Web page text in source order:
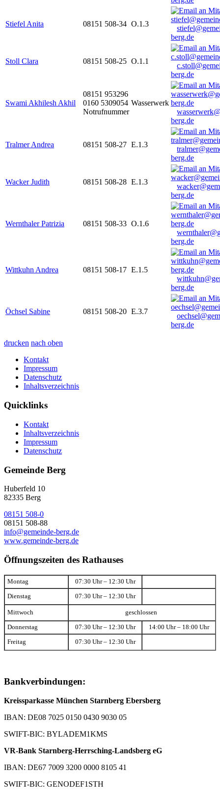
Stiefel Anita 08151 508-34 O.1.3
berg.de
Stoll Clara 08151 508-25 O.1.1
berg.de
Swami Akhilesh Akhil
08151 953296
0160 5309054
Notrufnummer
Wasserwerk
berg.de
Tralmer Andrea 08151 508-27 E.1.3
berg.de
Wacker Judith 08151 508-28 E.1.3
berg.de
Wernthaler Patrizia 08151 508-33 O.1.6
berg.de
Wittkuhn Andrea 08151 508-17 E.1.5
berg.de
Öchsel Sabine 08151 508-20 E.3.7
berg.de
drucken nach oben
Kontakt
Impressum
Datenschutz
Inhaltsverzeichnis
Quicklinks
Kontakt
Inhaltsverzeichnis
Impressum
Datenschutz
Gemeinde Berg
Huberfeld 10
82335 Berg
08151 508-0
08151 508-88
info@gemeinde-berg.de
www.gemeinde-berg.de
Öffnungszeiten des Rathauses
Montag 07:30 Uhr – 12:30 Uhr
Dienstag 07:30 Uhr – 12:30 Uhr
Mittwoch geschlossen
Donnerstag 07:30 Uhr – 12:30 Uhr 14:00 Uhr – 18:00 Uhr
Freitag 07:30 Uhr – 12:30 Uhr
Bankverbindungen:
Kreissparkasse München Starnberg Ebersberg
IBAN: DE08 7025 0150 0430 9030 05
SWIFT-BIC: BYLADEM1KMS
VR-Bank Starnberg-Herrsching-Landsberg eG
IBAN: DE67 7009 3200 0000 8105 41
SWIFT-BIC: GENODEF1STH